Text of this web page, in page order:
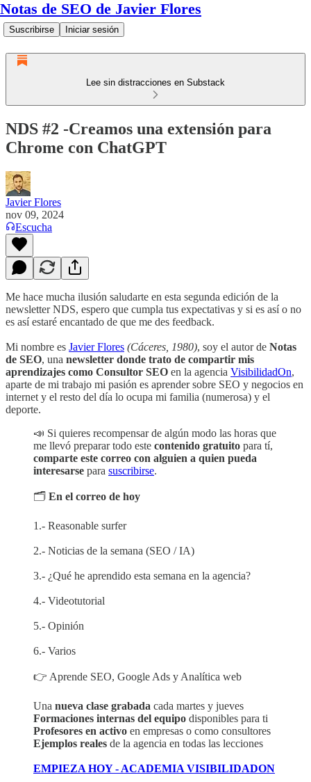
Notas de SEO de Javier Flores
Suscribirse Iniciar sesión
Lee sin distracciones en Substack
NDS #2 -Creamos una extensión para
Chrome con ChatGPT
Javier Flores
nov 09, 2024
Escucha
Me hace mucha ilusión saludarte en esta segunda edición de la
newsletter NDS, espero que cumpla tus expectativas y si es así o no
es así estaré encantado de que me des feedback.
Mi nombre es Javier Flores (Cáceres, 1980), soy el autor de Notas
de SEO, una newsletter donde trato de compartir mis
aprendizajes como Consultor SEO en la agencia VisibilidadOn,
aparte de mi trabajo mi pasión es aprender sobre SEO y negocios en
internet y el resto del día lo ocupa mi familia (numerosa) y el
deporte.
📣 Si quieres recompensar de algún modo las horas que
me llevó preparar todo este contenido gratuito para tí,
comparte este correo con alguien a quien pueda
interesarse para suscribirse.
🗂️ En el correo de hoy
1.- Reasonable surfer
2.- Noticias de la semana (SEO / IA)
3.- ¿Qué he aprendido esta semana en la agencia?
4.- Videotutorial
5.- Opinión
6.- Varios
👉 Aprende SEO, Google Ads y Analítica web
Una nueva clase grabada cada martes y jueves
Formaciones internas del equipo disponibles para ti
Profesores en activo en empresas o como consultores
Ejemplos reales de la agencia en todas las lecciones
EMPIEZA HOY - ACADEMIA VISIBILIDADON